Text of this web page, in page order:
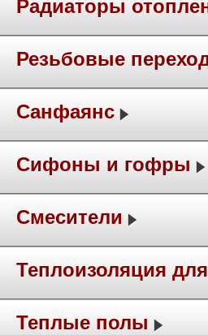
Радиаторы
Резьбовые
Санфаянс
Сифоны и гофры
Смесители
Теплоизоляция
Теплые полы